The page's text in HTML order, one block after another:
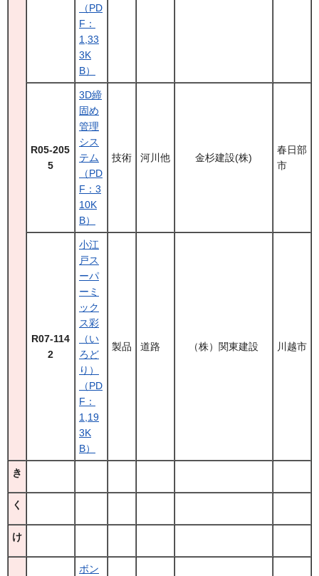
（PD
F：
1,33
3K
B）
R05-205
5
3D締
固め
管理
シス
テム
（PD
F：3
10K
B）
技術 河川他 金杉建設(株)
春日部
市
R07-114
2
小江
戸ス
ーパ
ーミ
ック
ス彩
（い
ろど
り）
（PD
F：
1,19
3K
B）
製品 道路 （株）関東建設 川越市
き
く
け
ボン